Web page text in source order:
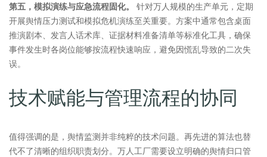
第五，模拟演练与应急流程固化。
针对万人规模的生产单元，定期
开展舆情压力测试和模拟危机演练至关重要。方案中通常包含桌面
推演剧本、发言人话术库、证据材料准备清单等标准化工具，确保
事件发生时各岗位能够按流程快速响应，避免因慌乱导致的二次失
误。
技术赋能与管理流程的协同
值得强调的是，舆情监测并非纯粹的技术问题。再先进的算法也替
代不了清晰的组织职责划分。万人工厂需要设立明确的舆情归口管